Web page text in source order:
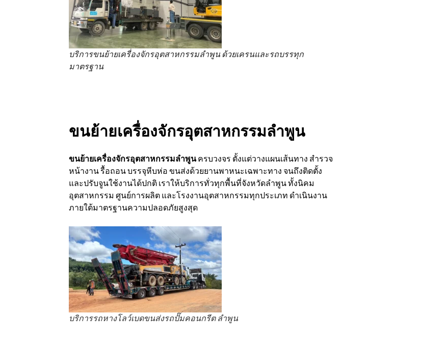
บริการขนย้ายเครื่องจักรอุตสาหกรรมลำพูน ด้วยเครนและรถบรรทุก
มาตรฐาน
ขนย้ายเครื่องจักรอุตสาหกรรมลำพูน
ขนย้ายเครื่องจักรอุตสาหกรรมลำพูนครบวงจร ตั้งแต่วางแผนเส้นทาง สำรวจ
หน้างาน รื้อถอน บรรจุหีบห่อ ขนส่งด้วยยานพาหนะเฉพาะทาง จนถึงติดตั้ง
และปรับจูนใช้งานได้ปกติ เราให้บริการทั่วทุกพื้นที่จังหวัดลำพูน ทั้งนิคม
อุตสาหกรรม ศูนย์การผลิต และโรงงานอุตสาหกรรมทุกประเภท ดำเนินงาน
ภายใต้มาตรฐานความปลอดภัยสูงสุด
บริการรถหางโลว์เบดขนส่งรถปั๊มคอนกรีต ลำพูน